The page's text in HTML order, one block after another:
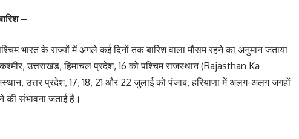
–
भारत के राज्यों में अगले कई दिनों तक बारिश वाला मौसम रहने का अनुमान जताया
उत्तराखंड, हिमाचल प्रदेश, 16 को पश्चिम राजस्थान (Rajasthan Ka
उत्तर प्रदेश, 17, 18, 21 और 22 जुलाई को पंजाब, हरियाणा में अलग-अलग जगहों
संभावना जताई है।